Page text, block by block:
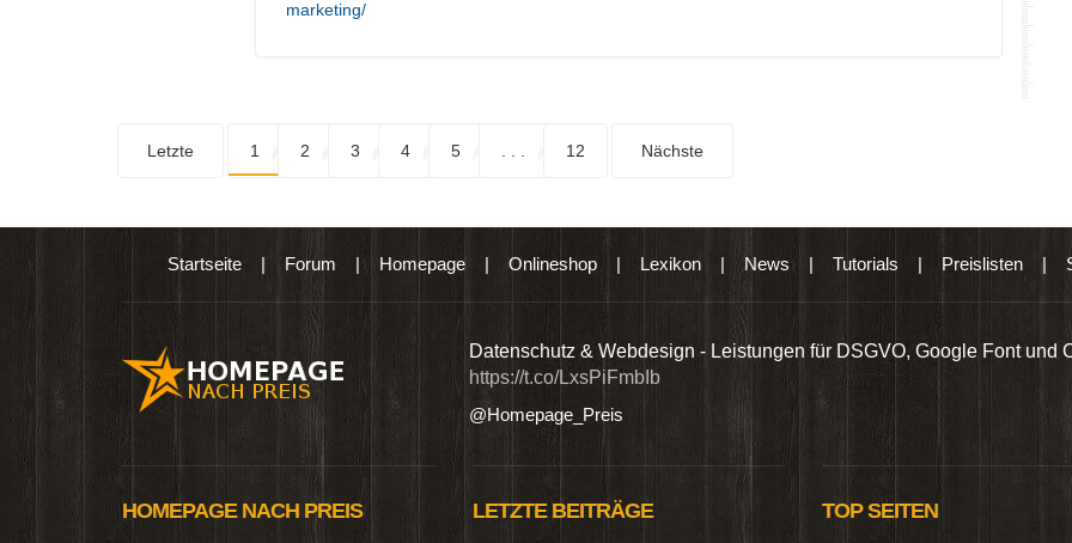
marketing/
Letzte 1 2 3 4 5 12 Nächste
Startseite| Forum | Homepage| Onlineshop| Lexikon| News | Tutorials | Preislisten|
Produkten wie Ebooks & DVDs.… Datenschutz & Webdesign - Leistungen für DSGVO, Google Font und
https://t.co/LxsPiFmbIb
@Homepage_Preis
HOMEPAGE NACH PREIS
LETZTE BEITRÄGE TOP SEITEN